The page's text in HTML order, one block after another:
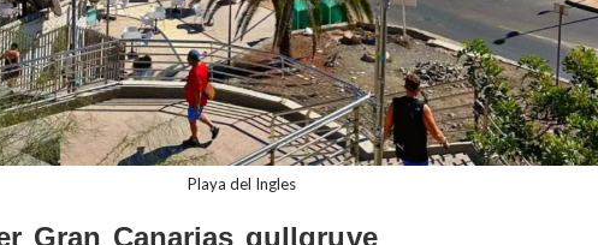
Playa del Ingles
Gran Canarias gullgruve